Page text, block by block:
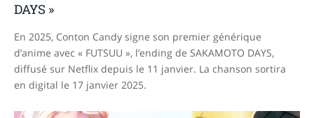
DAYS »
En 2025, Conton Candy signe son premier générique
d’anime avec « FUTSUU », l’ending de SAKAMOTO DAYS,
diffusé sur Netflix depuis le 11 janvier. La chanson sortira
en digital le 17 janvier 2025.